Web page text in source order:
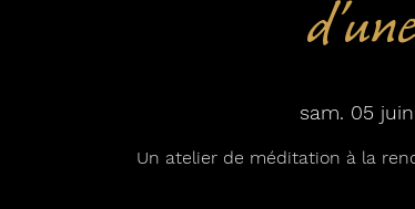
sam. 05 juin
Un atelier de méditation à la